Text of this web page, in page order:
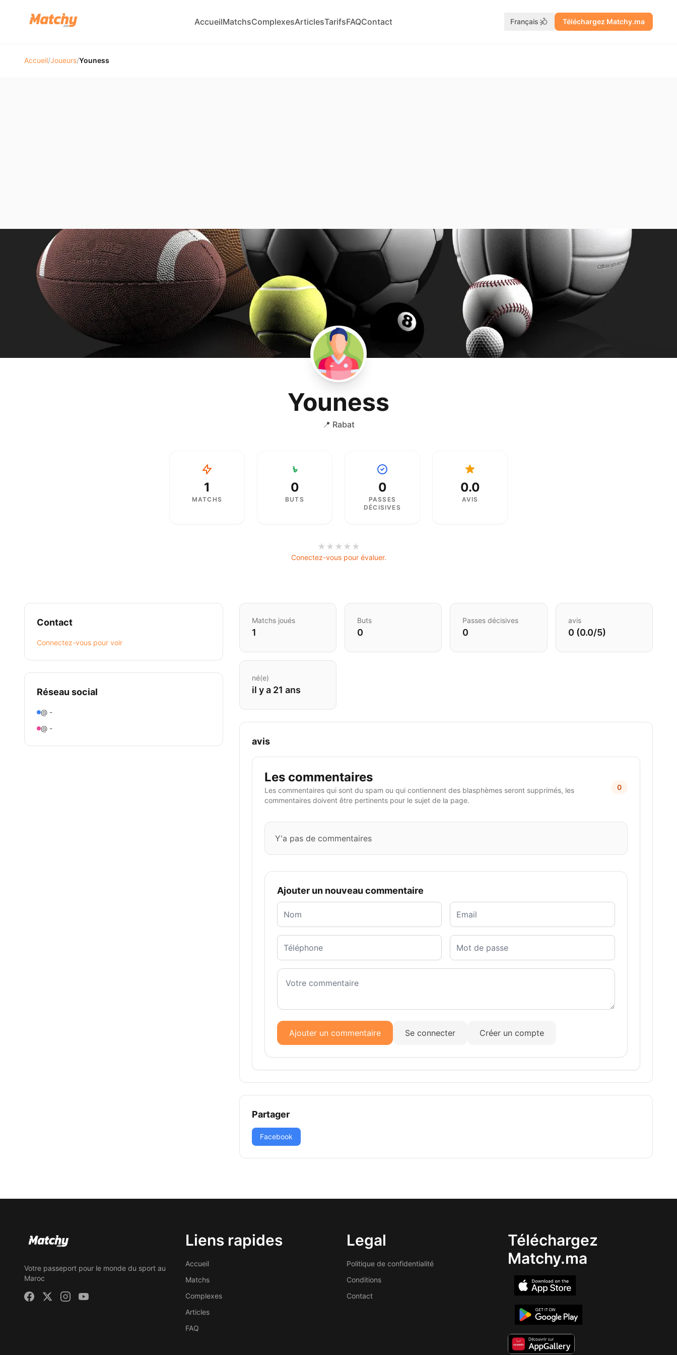
AccueilMatchsComplexesArticlesTarifsFAQContact Français Téléchargez Matchy.ma
Accueil/Joueurs/Youness
Youness
📍 Rabat
1
MATCHS
0
BUTS
0
PASSES
DÉCISIVES
0.0
AVIS
★ ★ ★ ★ ★
Conectez-vous pour évaluer.
Contact
Connectez-vous pour voir
Réseau social
@ -
@ -
Matchs joués
1
Buts
0
Passes décisives
0
avis
0 (0.0/5)
né(e)
il y a 21 ans
avis
Les commentaires
Les commentaires qui sont du spam ou qui contiennent des blasphèmes seront supprimés, les
commentaires doivent être pertinents pour le sujet de la page.
0
Y'a pas de commentaires
Ajouter un nouveau commentaire
Ajouter un commentaire Se connecter Créer un compte
Partager
Facebook
Votre passeport pour le monde du sport au
Maroc
Liens rapides
Accueil
Matchs
Complexes
Articles
FAQ
Legal
Politique de confidentialité
Conditions
Contact
Téléchargez
Matchy.ma